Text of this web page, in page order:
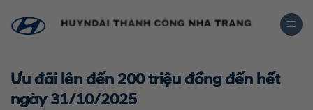
Ưu đãi lên đến 200 triệu đồng đến hết
ngày 31/10/2025